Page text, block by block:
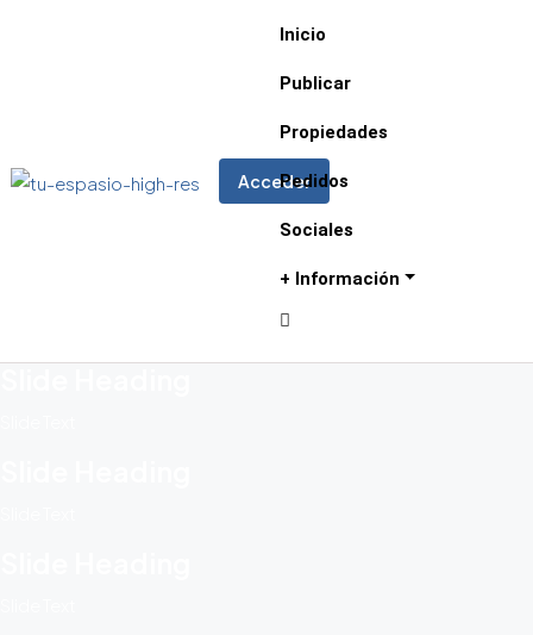
Acceder
Inicio
Publicar
Propiedades
Pedidos
Sociales
+ Información